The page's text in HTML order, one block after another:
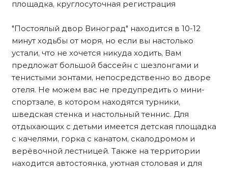
площадка, круглосуточная регистрация
"Постоялый двор Виноград" находится в 10-12
минут ходьбы от моря, но если вы настолько
устали, что не хочется никуда ходить, Вам
предложат большой бассейн с шезлонгами и
тенистыми зонтами, непосредственно во дворе
отеля. Не можем вас не предупредить о мини-
спортзале, в котором находятся турники,
шведская стенка и настольный теннис. Для
отдыхающих с детьми имеется детская площадка
с качелями, горка с канатом, скалодромом и
верёвочной лестницей. Также на территории
находится автостоянка, уютная столовая и для